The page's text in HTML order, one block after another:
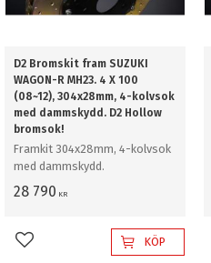
D2 Bromskit fram SUZUKI
WAGON-R MH23. 4 X 100
(08~12), 304x28mm, 4-kolvsok
med dammskydd. D2 Hollow
bromsok!
Framkit 304x28mm, 4-kolvsok
med dammskydd.
28 790 KR
Lägg till i favoriterKÖP